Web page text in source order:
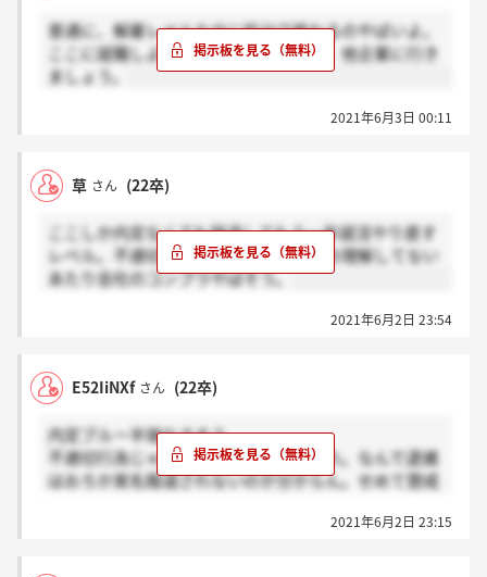
普通に、解雇レベルなのに処分で終わるのやばいよ。
ここに就職しようとしてる人もやばい。他企業に行き
ましょう。
2021年6月3日 00:11
草 さん (22卒)
ここしか内定なくても辞退してもう一年就活やり直す
レベル。不適切とかじゃなくて犯罪なの理解してない
あたり会社のコンプラやばそう。
2021年6月2日 23:54
E52IiNXf さん (22卒)
内定ブルー半端なさそう
不適切行為じゃなくて強○じゃないこれ。なんで逮捕
はおろか実名報道されないのか分からん。せめて懲戒
2021年6月2日 23:15